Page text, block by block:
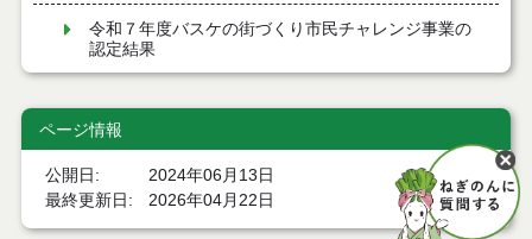
令和７年度バスケの街づくり市民チャレンジ事業の
認定結果
ページ情報
公開日
2024年06月13日
最終更新日
2026年04月22日